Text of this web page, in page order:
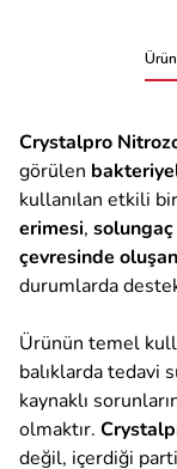
Crystalpro
görülen
kullanılan etkili bir
erimesi, solungaç
çevresinde
durumlarda
Ürünün temel
balıklarda tedavi
kaynaklı
olmaktır.
değil, içerdiği